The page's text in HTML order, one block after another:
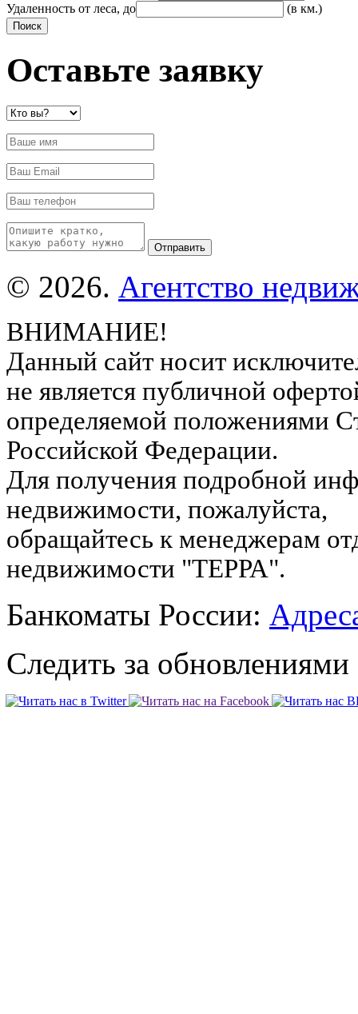
Удаленность от леса, до
(в км.)
Оставьте заявку
© 2026. Агентство
ВНИМАНИЕ!
Данный сайт носит
не является публичной
определяемой положениями
Российской Федерации.
Для получения подробной
недвижимости, пожалуйста,
обращайтесь к менеджерам
недвижимости "ТЕРРА".
Банкоматы России:
Следить за обновлениями